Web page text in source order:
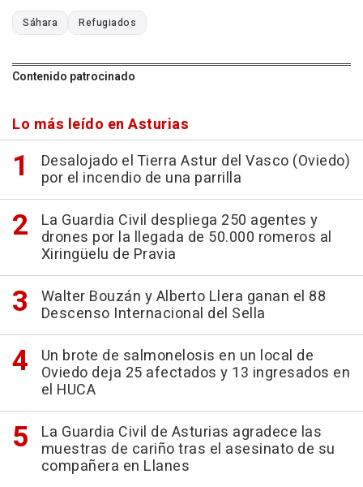
Sáhara Refugiados
Contenido patrocinado
Lo más leído en Asturias
Desalojado el Tierra Astur del Vasco (Oviedo)
por el incendio de una parrilla
La Guardia Civil despliega 250 agentes y
drones por la llegada de 50.000 romeros al
Xiringüelu de Pravia
Walter Bouzán y Alberto Llera ganan el 88
Descenso Internacional del Sella
Un brote de salmonelosis en un local de
Oviedo deja 25 afectados y 13 ingresados en
el HUCA
La Guardia Civil de Asturias agradece las
muestras de cariño tras el asesinato de su
compañera en Llanes